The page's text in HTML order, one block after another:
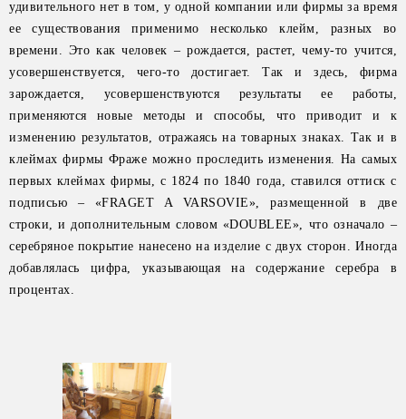
удивительного нет в том, у одной компании или фирмы за время
ее существования применимо несколько клейм, разных во
времени. Это как человек – рождается, растет, чему-то учится,
усовершенствуется, чего-то достигает. Так и здесь, фирма
зарождается, усовершенствуются результаты ее работы,
применяются новые методы и способы, что приводит и к
изменению результатов, отражаясь на товарных знаках. Так и в
клеймах фирмы Фраже можно проследить изменения. На самых
первых клеймах фирмы, с 1824 по 1840 года, ставился оттиск с
подписью – «FRAGET A VARSOVIE», размещенной в две
строки, и дополнительным словом «DOUBLEE», что означало –
серебряное покрытие нанесено на изделие с двух сторон. Иногда
добавлялась цифра, указывающая на содержание серебра в
процентах.